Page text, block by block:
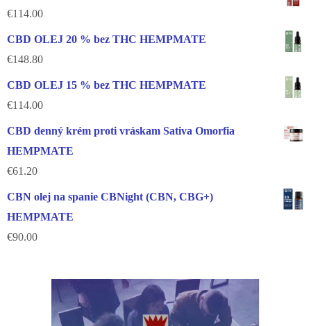
€114.00
CBD OLEJ 20 % bez THC HEMPMATE
€148.80
CBD OLEJ 15 % bez THC HEMPMATE
€114.00
CBD denný krém proti vráskam Sativa Omorfia
HEMPMATE
€61.20
CBN olej na spanie CBNight (CBN, CBG+)
HEMPMATE
€90.00